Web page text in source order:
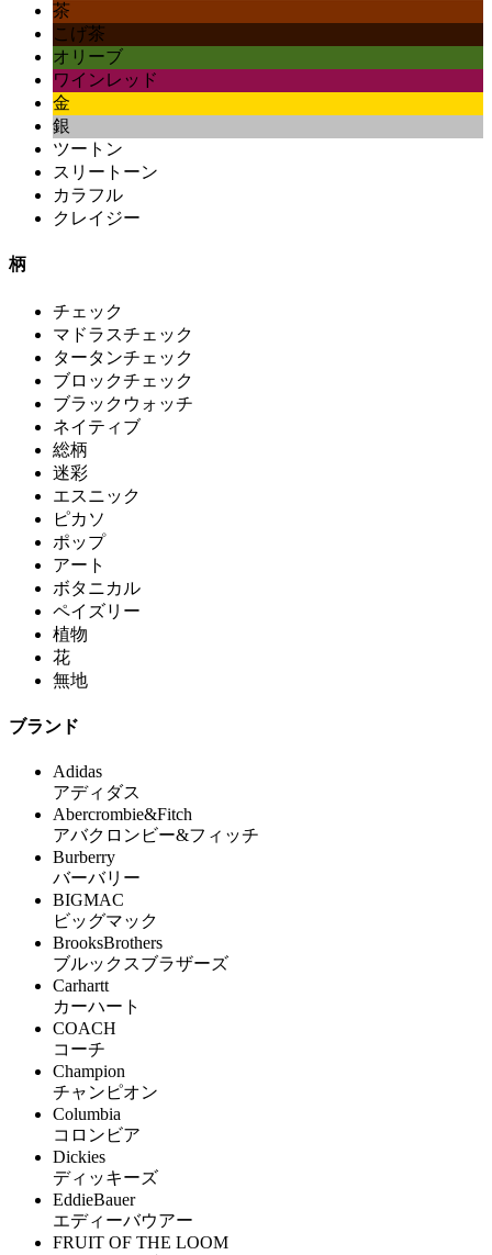
茶
こげ茶
オリーブ
ワインレッド
金
銀
ツートン
スリートーン
カラフル
クレイジー
柄
チェック
マドラスチェック
タータンチェック
ブロックチェック
ブラックウォッチ
ネイティブ
総柄
迷彩
エスニック
ピカソ
ポップ
アート
ボタニカル
ペイズリー
植物
花
無地
ブランド
Adidas
アディダス
Abercrombie&Fitch
アバクロンビー&フィッチ
Burberry
バーバリー
BIGMAC
ビッグマック
BrooksBrothers
ブルックスブラザーズ
Carhartt
カーハート
COACH
コーチ
Champion
チャンピオン
Columbia
コロンビア
Dickies
ディッキーズ
EddieBauer
エディーバウアー
FRUIT OF THE LOOM